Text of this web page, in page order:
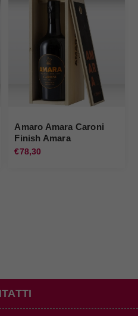
Amaro Amara Caroni
Finish Amara
€78,30